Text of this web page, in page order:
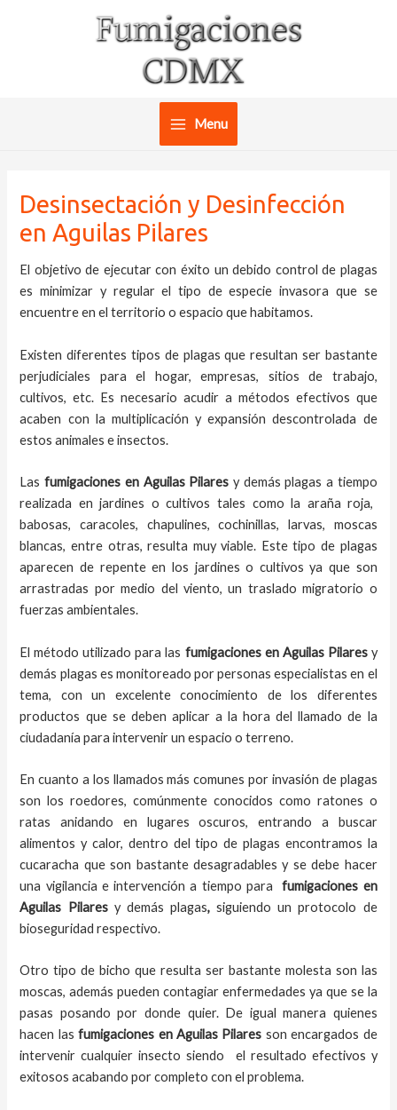
Main
Menu
Desinsectación y Desinfección
en Aguilas Pilares
El objetivo de ejecutar con éxito un debido control de plagas
es minimizar y regular el tipo de especie invasora que se
encuentre en el territorio o espacio que habitamos.
Existen diferentes tipos de plagas que resultan ser bastante
perjudiciales para el hogar, empresas, sitios de trabajo,
cultivos, etc. Es necesario acudir a métodos efectivos que
acaben con la multiplicación y expansión descontrolada de
estos animales e insectos.
Las fumigaciones en Aguilas Pilares y demás plagas a tiempo
realizada en jardines o cultivos tales como la araña roja,
babosas, caracoles, chapulines, cochinillas, larvas, moscas
blancas, entre otras, resulta muy viable. Este tipo de plagas
aparecen de repente en los jardines o cultivos ya que son
arrastradas por medio del viento, un traslado migratorio o
fuerzas ambientales.
El método utilizado para las fumigaciones en Aguilas Pilaresy
demás plagas es monitoreado por personas especialistas en el
tema, con un excelente conocimiento de los diferentes
productos que se deben aplicar a la hora del llamado de la
ciudadanía para intervenir un espacio o terreno.
En cuanto a los llamados más comunes por invasión de plagas
son los roedores, comúnmente conocidos como ratones o
ratas anidando en lugares oscuros, entrando a buscar
alimentos y calor, dentro del tipo de plagas encontramos la
cucaracha que son bastante desagradables y se debe hacer
una vigilancia e intervención a tiempo parafumigaciones en
Aguilas Pilares y demás plagas,siguiendo un protocolo de
bioseguridad respectivo.
Otro tipo de bicho que resulta ser bastante molesta son las
moscas, además pueden contagiar enfermedades ya que se la
pasas posando por donde quier. De igual manera quienes
hacen las fumigaciones enAguilas Pilares son encargados de
intervenir cualquier insecto siendo el resultado efectivos y
exitosos acabando por completo con el problema.